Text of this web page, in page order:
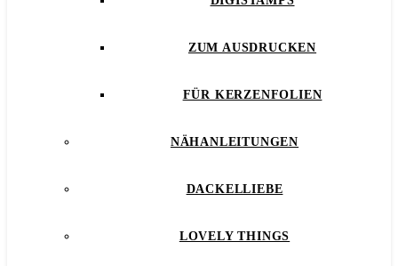
ZUM AUSDRUCKEN
FÜR KERZENFOLIEN
NÄHANLEITUNGEN
DACKELLIEBE
LOVELY THINGS